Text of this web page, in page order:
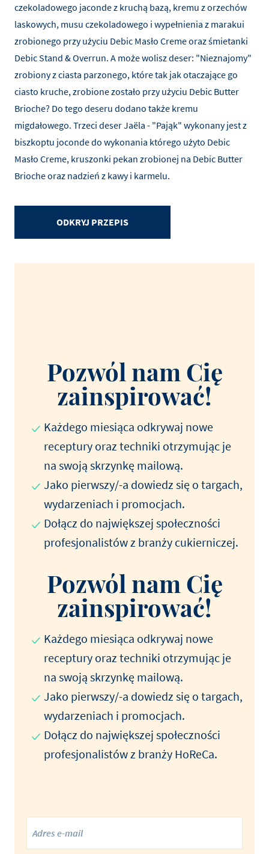
czekoladowego jaconde z kruchą bazą, kremu z orzechów
laskowych, musu czekoladowego i wypełnienia z marakui
zrobionego przy użyciu Debic Masło Creme oraz śmietanki
Debic Stand & Overrun. A może wolisz deser: "Nieznajomy"
zrobiony z ciasta parzonego, które tak jak otaczające go
ciasto kruche, zrobione zostało przy użyciu Debic Butter
Brioche? Do tego deseru dodano także kremu
migdałowego. Trzeci deser Jaëla - "Pająk" wykonany jest z
biszkoptu joconde do wykonania którego użyto Debic
Masło Creme, kruszonki pekan zrobionej na Debic Butter
Brioche oraz nadzień z kawy i karmelu.
ODKRYJ PRZEPIS
Pozwól nam Cię
zainspirować!
Każdego miesiąca odkrywaj nowe
receptury oraz techniki otrzymując je
na swoją skrzynkę mailową.
Jako pierwszy/-a dowiedz się o targach,
wydarzeniach i promocjach.
Dołącz do największej społeczności
profesjonalistów z branży cukierniczej.
Pozwól nam Cię
zainspirować!
Każdego miesiąca odkrywaj nowe
receptury oraz techniki otrzymując je
na swoją skrzynkę mailową.
Jako pierwszy/-a dowiedz się o targach,
wydarzeniach i promocjach.
Dołącz do największej społeczności
profesjonalistów z branży HoReCa.